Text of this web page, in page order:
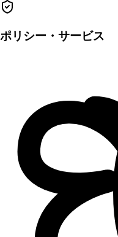
ポリシー・サービス